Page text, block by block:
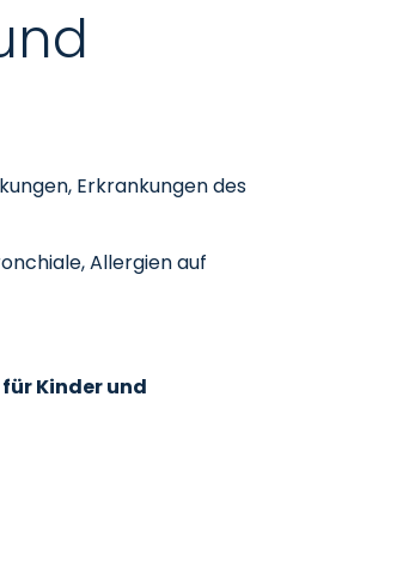
Erkrankungen des
Allergien auf
Kinder und